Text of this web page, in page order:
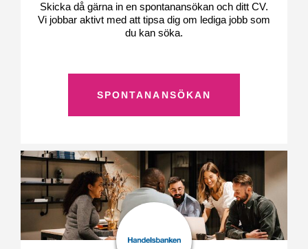
Skicka då gärna in en spontanansökan och ditt CV.
Vi jobbar aktivt med att tipsa dig om lediga jobb som
du kan söka.
SPONTANANSÖKAN